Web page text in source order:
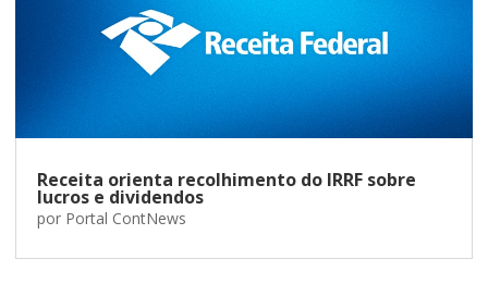
Receita orienta recolhimento do IRRF sobre
lucros e dividendos
por Portal ContNews